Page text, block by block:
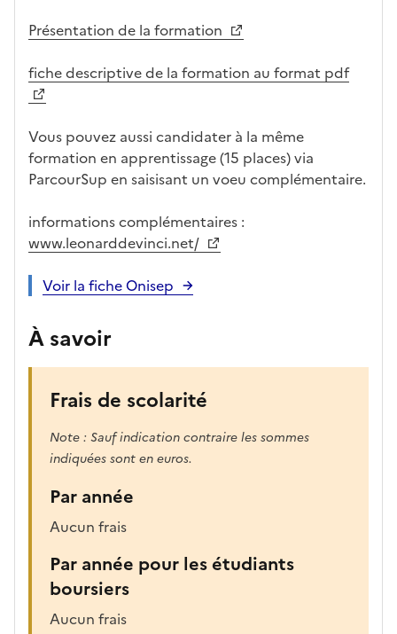
d
ur
Présentation de la formation
fiche descriptive de la formation au format pdf
Vous pouvez aussi candidater à la même
formation en apprentissage (15 places) via
ParcourSup en saisisant un voeu complémentaire.
informations complémentaires :
www.leonarddevinci.net/
Voir la fiche Onisep
À savoir
Frais de scolarité
Note : Sauf indication contraire les sommes
indiquées sont en euros.
Par année
Aucun frais
Par année pour les étudiants
boursiers
Aucun frais